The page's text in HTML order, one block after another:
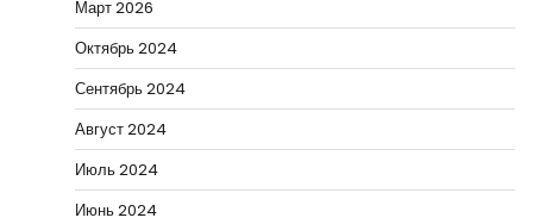
Март 2026
Октябрь 2024
Сентябрь 2024
Август 2024
Июль 2024
Июнь 2024